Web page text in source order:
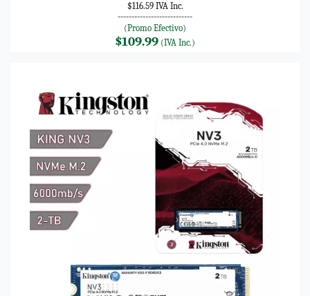
$116.59 IVA Inc.
---------------------------
(Promo Efectivo)
$109.99 (IVA Inc.)